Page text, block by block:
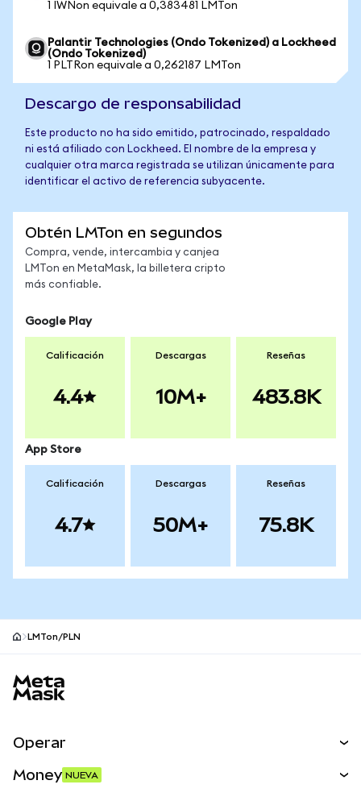
1 IWNon equivale a 0,383481 LMTon
Palantir Technologies (Ondo Tokenized) a Lockheed
(Ondo Tokenized)
1 PLTRon equivale a 0,262187 LMTon
Descargo de responsabilidad
Este producto no ha sido emitido, patrocinado, respaldado
ni está afiliado con Lockheed. El nombre de la empresa y
cualquier otra marca registrada se utilizan únicamente para
identificar el activo de referencia subyacente.
Obtén LMTon en segundos
Compra, vende, intercambia y canjea
LMTon en MetaMask, la billetera cripto
más confiable.
Google Play
Calificación
4.4
Descargas
10M+
Reseñas
483.8K
App Store
Calificación
4.7
Descargas
50M+
Reseñas
75.8K
LMTon/PLN
Operar
Money NUEVA